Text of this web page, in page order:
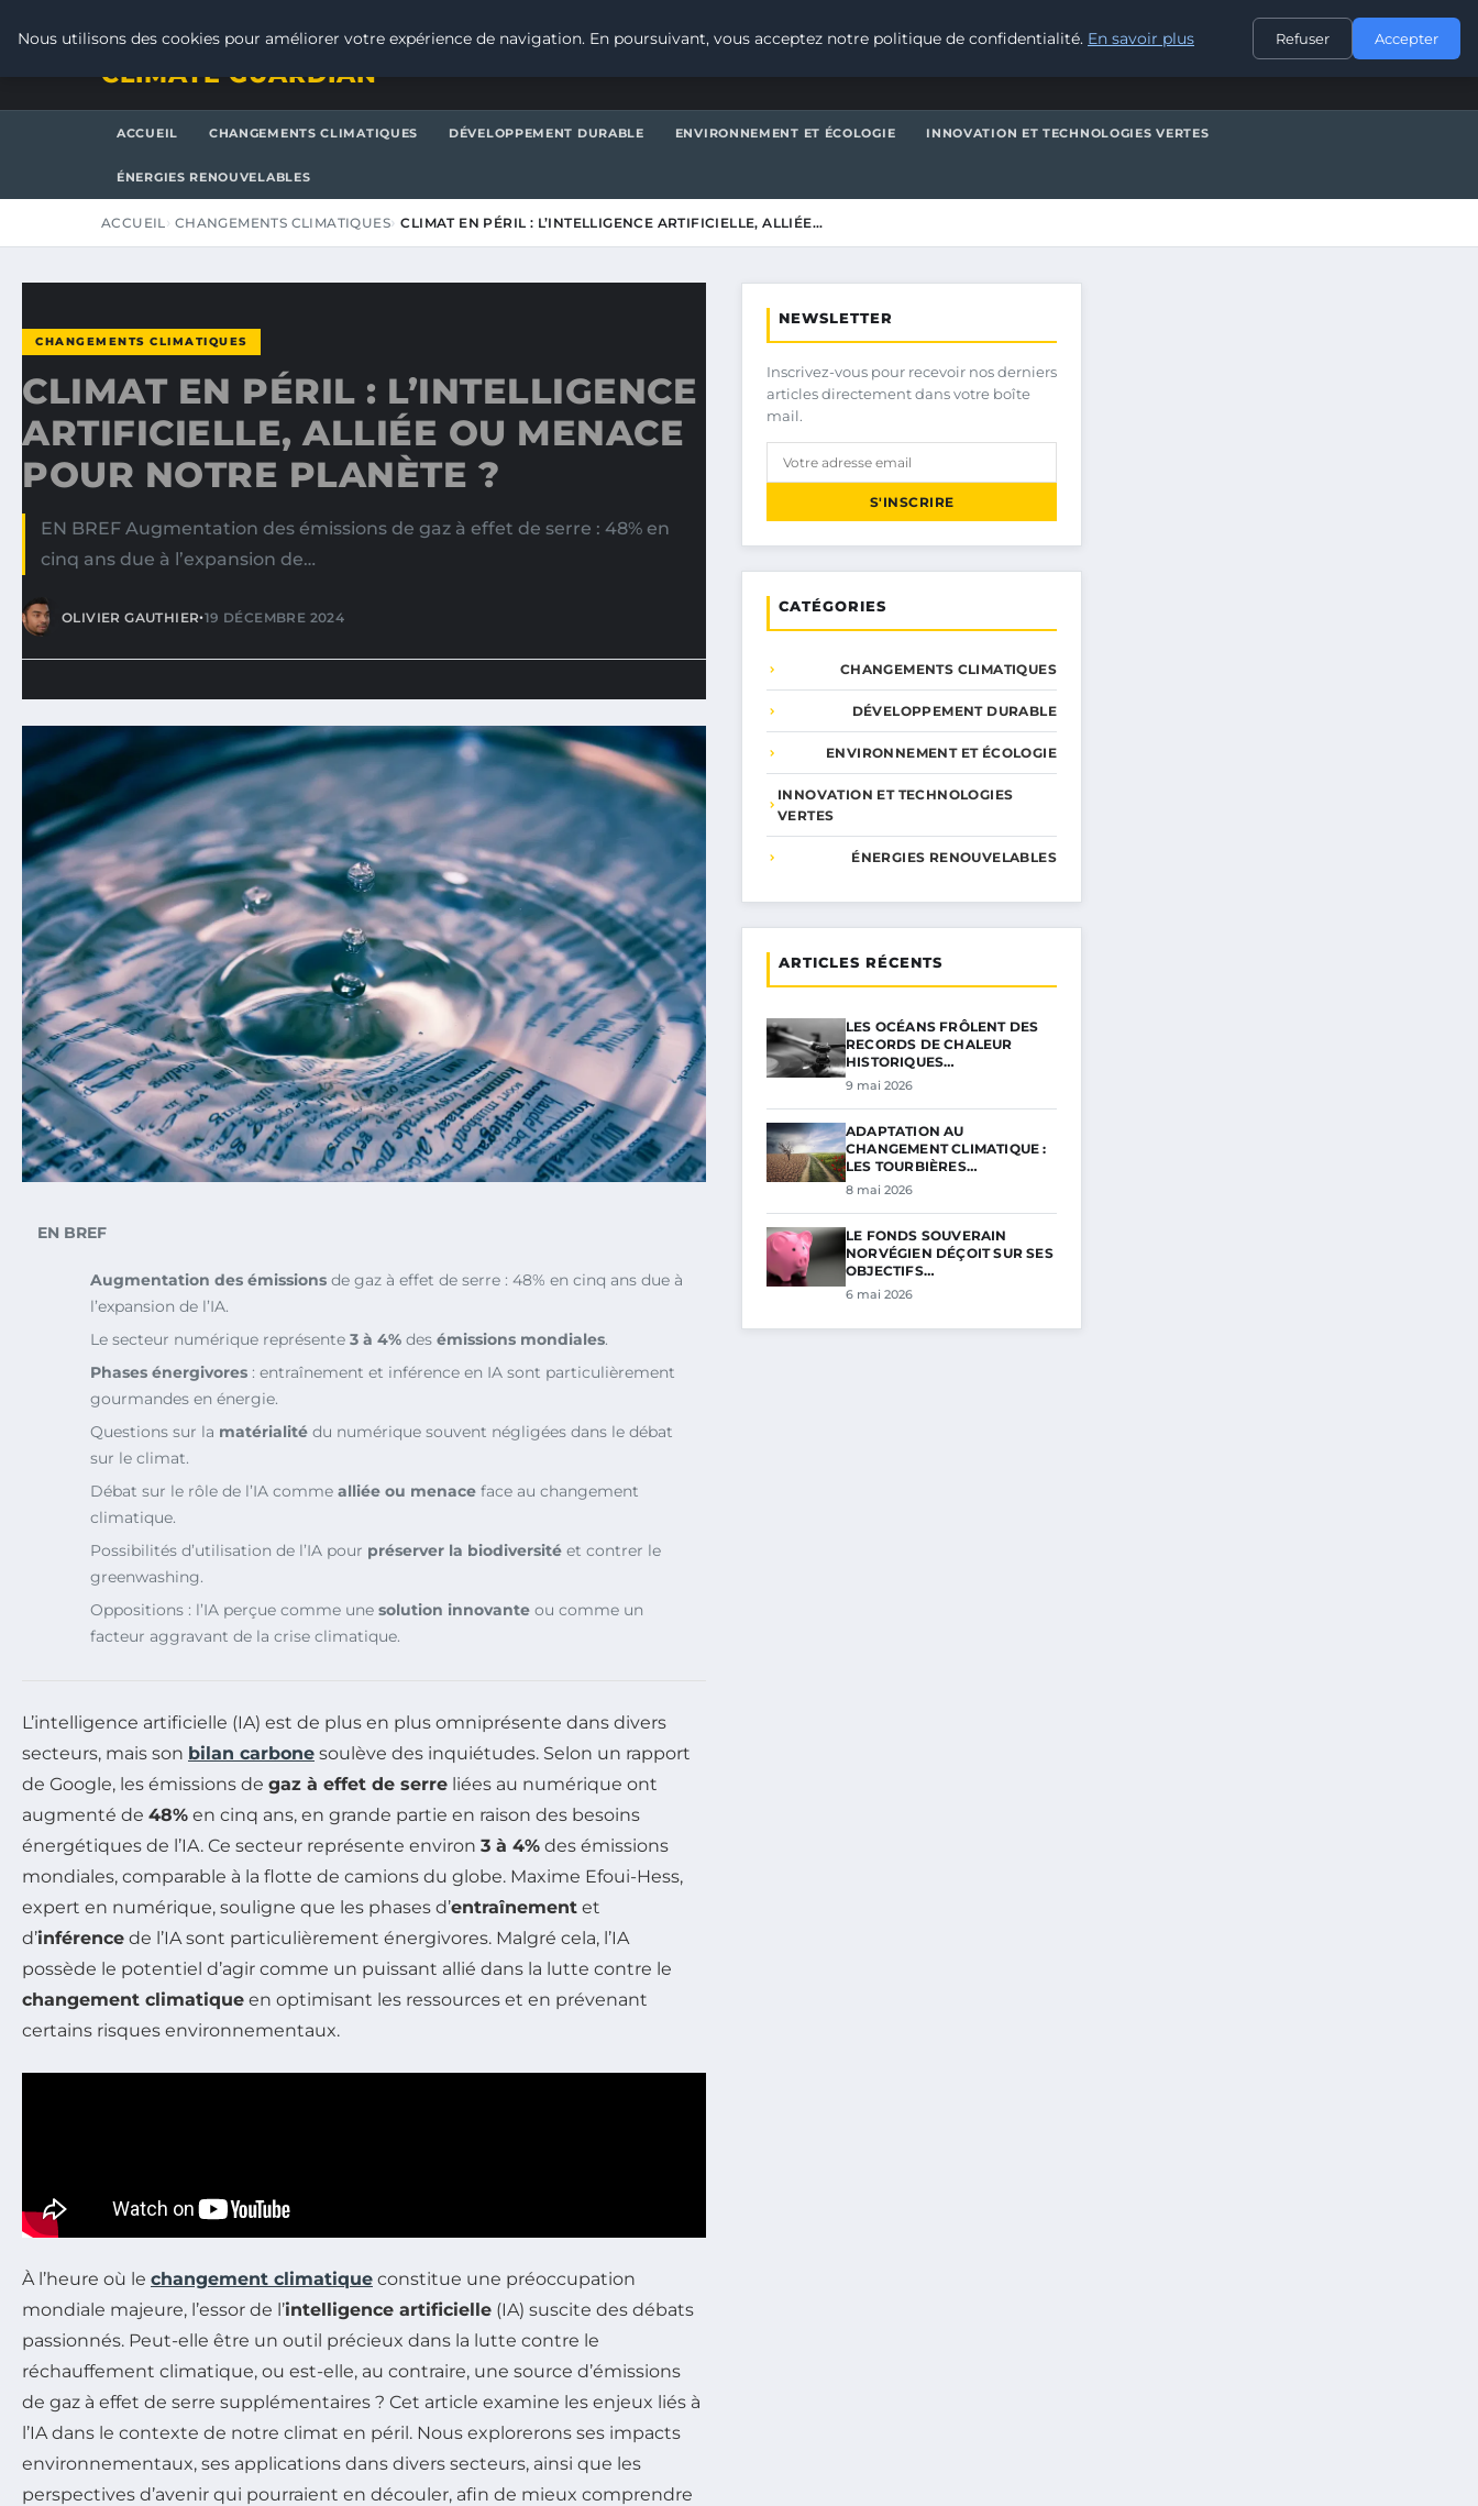
CONTACT
CLIMATE GUARDIAN
ACCUEIL CHANGEMENTS CLIMATIQUES DÉVELOPPEMENT DURABLE ENVIRONNEMENT ET ÉCOLOGIE INNOVATION ET TECHNOLOGIES VERTES
ÉNERGIES RENOUVELABLES
ACCUEIL CHANGEMENTS CLIMATIQUES CLIMAT EN PÉRIL : L’INTELLIGENCE ARTIFICIELLE, ALLIÉE…
CHANGEMENTS CLIMATIQUES
CLIMAT EN PÉRIL : L’INTELLIGENCE
ARTIFICIELLE, ALLIÉE OU MENACE
POUR NOTRE PLANÈTE ?
EN BREF Augmentation des émissions de gaz à effet de serre : 48% en
cinq ans due à l’expansion de…
OLIVIER GAUTHIER•19 DÉCEMBRE 2024
EN BREF
Augmentation des émissions de gaz à effet de serre : 48% en cinq ans due à
l’expansion de l’IA.
Le secteur numérique représente 3 à 4% des émissions mondiales.
Phases énergivores : entraînement et inférence en IA sont particulièrement
gourmandes en énergie.
Questions sur la matérialité du numérique souvent négligées dans le débat
sur le climat.
Débat sur le rôle de l’IA comme alliée ou menace face au changement
climatique.
Possibilités d’utilisation de l’IA pour préserver la biodiversité et contrer le
greenwashing.
Oppositions : l’IA perçue comme une solution innovante ou comme un
facteur aggravant de la crise climatique.
L’intelligence artificielle (IA) est de plus en plus omniprésente dans divers
secteurs, mais son bilan carbone soulève des inquiétudes. Selon un rapport
de Google, les émissions de gaz à effet de serre liées au numérique ont
augmenté de 48% en cinq ans, en grande partie en raison des besoins
énergétiques de l’IA. Ce secteur représente environ 3 à 4% des émissions
mondiales, comparable à la flotte de camions du globe. Maxime Efoui-Hess,
expert en numérique, souligne que les phases d’entraînement et
d’inférence de l’IA sont particulièrement énergivores. Malgré cela, l’IA
possède le potentiel d’agir comme un puissant allié dans la lutte contre le
changement climatique en optimisant les ressources et en prévenant
certains risques environnementaux.
À l’heure où le changement climatique constitue une préoccupation
mondiale majeure, l’essor de l’intelligence artificielle (IA) suscite des débats
passionnés. Peut-elle être un outil précieux dans la lutte contre le
réchauffement climatique, ou est-elle, au contraire, une source d’émissions
de gaz à effet de serre supplémentaires ? Cet article examine les enjeux liés à
l’IA dans le contexte de notre climat en péril. Nous explorerons ses impacts
environnementaux, ses applications dans divers secteurs, ainsi que les
perspectives d’avenir qui pourraient en découler, afin de mieux comprendre
NEWSLETTER
Inscrivez-vous pour recevoir nos derniers
articles directement dans votre boîte
mail.
S'INSCRIRE
CATÉGORIES
CHANGEMENTS CLIMATIQUES
DÉVELOPPEMENT DURABLE
ENVIRONNEMENT ET ÉCOLOGIE
INNOVATION ET TECHNOLOGIES
VERTES
ÉNERGIES RENOUVELABLES
ARTICLES RÉCENTS
LES OCÉANS FRÔLENT DES
RECORDS DE CHALEUR
HISTORIQUES…
9 mai 2026
ADAPTATION AU
CHANGEMENT CLIMATIQUE :
LES TOURBIÈRES…
8 mai 2026
LE FONDS SOUVERAIN
NORVÉGIEN DÉÇOIT SUR SES
OBJECTIFS…
6 mai 2026
Nous utilisons des cookies pour améliorer votre expérience de navigation. En poursuivant, vous acceptez notre politique de confidentialité. En savoir plus Refuser Accepter